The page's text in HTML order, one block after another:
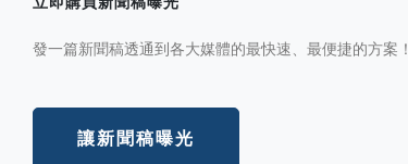
發一篇新聞稿透通到各大媒體的最快速、最便捷的方案！
讓新聞稿曝光